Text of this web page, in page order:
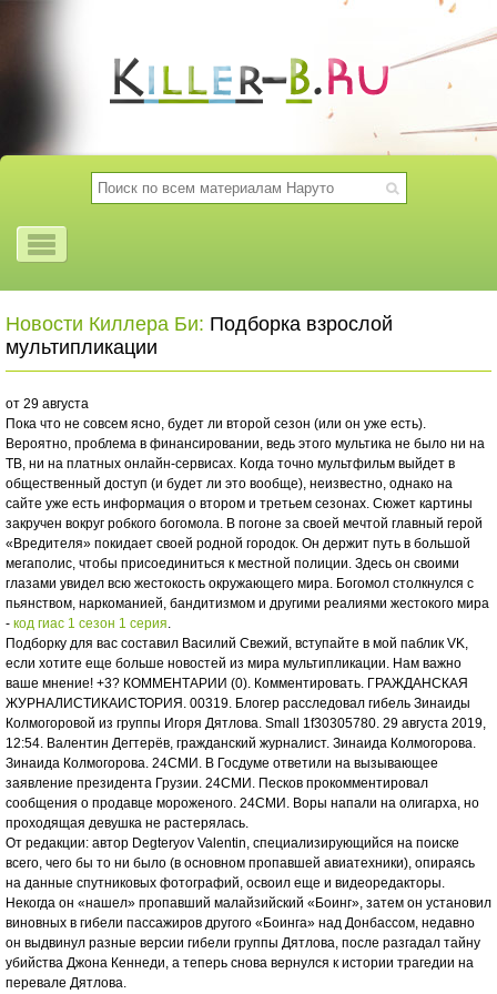
Новости Киллера Би: Подборка взрослой
мультипликации
от 29 августа
Пока что не совсем ясно, будет ли второй сезон (или он уже есть).
Вероятно, проблема в финансировании, ведь этого мультика не было ни на
ТВ, ни на платных онлайн-сервисах. Когда точно мультфильм выйдет в
общественный доступ (и будет ли это вообще), неизвестно, однако на
сайте уже есть информация о втором и третьем сезонах. Сюжет картины
закручен вокруг робкого богомола. В погоне за своей мечтой главный герой
«Вредителя» покидает своей родной городок. Он держит путь в большой
мегаполис, чтобы присоединиться к местной полиции. Здесь он своими
глазами увидел всю жестокость окружающего мира. Богомол столкнулся с
пьянством, наркоманией, бандитизмом и другими реалиями жестокого мира
- код гиас 1 сезон 1 серия.
Подборку для вас составил Василий Свежий, вступайте в мой паблик VK,
если хотите еще больше новостей из мира мультипликации. Нам важно
ваше мнение! +3? КОММЕНТАРИИ (0). Комментировать. ГРАЖДАНСКАЯ
ЖУРНАЛИСТИКАИСТОРИЯ. 00319. Блогер расследовал гибель Зинаиды
Колмогоровой из группы Игоря Дятлова. Small 1f30305780. 29 августа 2019,
12:54. Валентин Дегтерёв, гражданский журналист. Зинаида Колмогорова.
Зинаида Колмогорова. 24СМИ. В Госдуме ответили на вызывающее
заявление президента Грузии. 24СМИ. Песков прокомментировал
сообщения о продавце мороженого. 24СМИ. Воры напали на олигарха, но
проходящая девушка не растерялась.
От редакции: автор Degteryov Valentin, специализирующийся на поиске
всего, чего бы то ни было (в основном пропавшей авиатехники), опираясь
на данные спутниковых фотографий, освоил еще и видеоредакторы.
Некогда он «нашел» пропавший малайзийский «Боинг», затем он установил
виновных в гибели пассажиров другого «Боинга» над Донбассом, недавно
он выдвинул разные версии гибели группы Дятлова, после разгадал тайну
убийства Джона Кеннеди, а теперь снова вернулся к истории трагедии на
перевале Дятлова.